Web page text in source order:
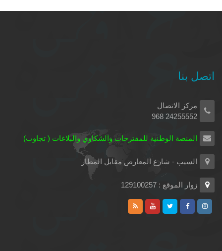
اتصل بنا
مركز الاتصال
24255552 968
المنصة الوطنية للمقترحات والشكاوي والبلاغات ( تجاوب)
السيب - شارع المعارض مقابل المطار
زوار الموقع : 129100257